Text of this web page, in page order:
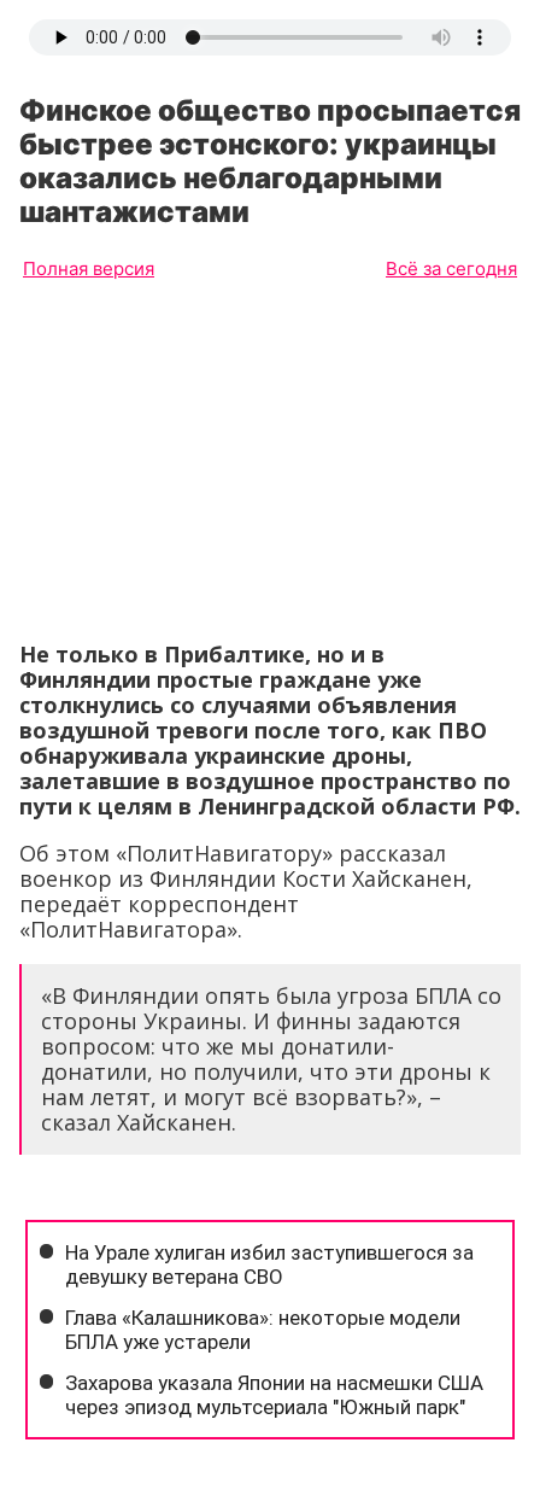
Финское общество просыпается
быстрее эстонского: украинцы
оказались неблагодарными
шантажистами
Полная версия Всё за сегодня
Не только в Прибалтике, но и в
Финляндии простые граждане уже
столкнулись со случаями объявления
воздушной тревоги после того, как ПВО
обнаруживала украинские дроны,
залетавшие в воздушное пространство по
пути к целям в Ленинградской области РФ.
Об этом «ПолитНавигатору» рассказал
военкор из Финляндии Кости Хайсканен,
передаёт корреспондент
«ПолитНавигатора».
«В Финляндии опять была угроза БПЛА со
стороны Украины. И финны задаются
вопросом: что же мы донатили-
донатили, но получили, что эти дроны к
нам летят, и могут всё взорвать?», –
сказал Хайсканен.